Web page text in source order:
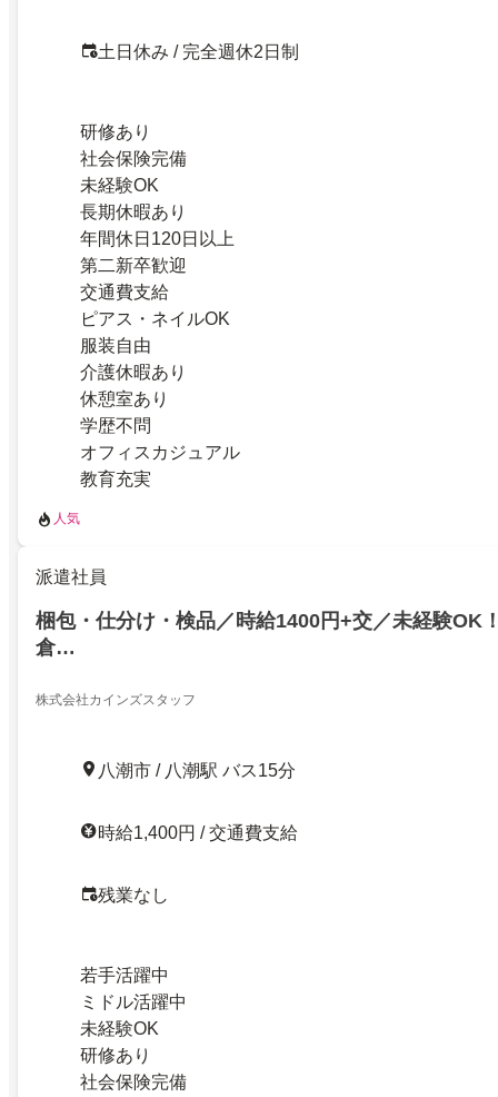
土日休み / 完全週休2日制
研修あり
社会保険完備
未経験OK
長期休暇あり
年間休日120日以上
第二新卒歓迎
交通費支給
ピアス・ネイルOK
服装自由
介護休暇あり
休憩室あり
学歴不問
オフィスカジュアル
教育充実
人気
派遣社員
梱包・仕分け・検品／時給1400円+交／未経験OK
倉…
株式会社カインズスタッフ
八潮市 / 八潮駅 バス15分
時給1,400円 / 交通費支給
残業なし
若手活躍中
ミドル活躍中
未経験OK
研修あり
社会保険完備